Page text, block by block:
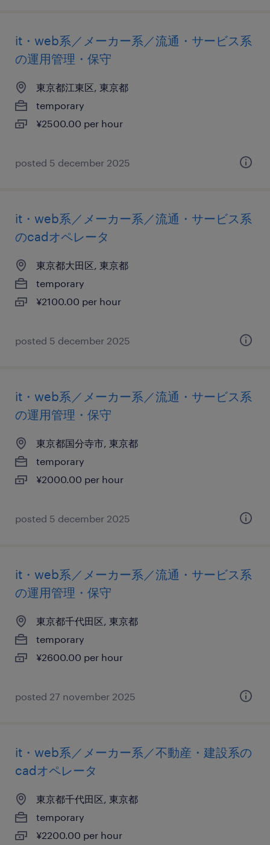
it・web系／メーカー系／流通・サービス系
の運用管理・保守
東京都江東区, 東京都
temporary
¥2500.00 per hour
posted 5 december 2025
it・web系／メーカー系／流通・サービス系
のcadオペレータ
東京都大田区, 東京都
temporary
¥2100.00 per hour
posted 5 december 2025
it・web系／メーカー系／流通・サービス系
の運用管理・保守
東京都国分寺市, 東京都
temporary
¥2000.00 per hour
posted 5 december 2025
it・web系／メーカー系／流通・サービス系
の運用管理・保守
東京都千代田区, 東京都
temporary
¥2600.00 per hour
posted 27 november 2025
it・web系／メーカー系／不動産・建設系の
cadオペレータ
東京都千代田区, 東京都
temporary
¥2200.00 per hour